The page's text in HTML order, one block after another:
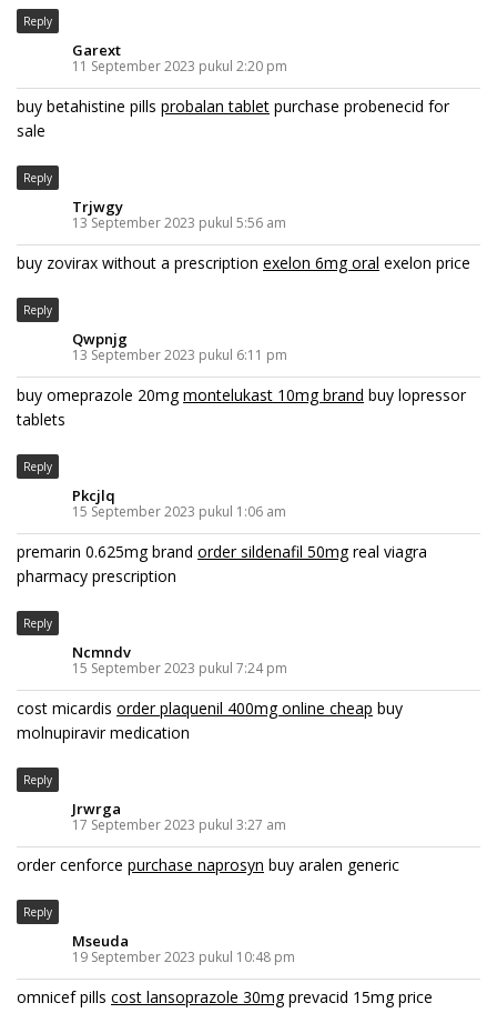
Reply
Garext
11 September 2023 pukul 2:20 pm
buy betahistine pills probalan tablet purchase probenecid for
sale
Reply
Trjwgy
13 September 2023 pukul 5:56 am
buy zovirax without a prescription exelon 6mg oral exelon price
Reply
Qwpnjg
13 September 2023 pukul 6:11 pm
buy omeprazole 20mgmontelukast 10mg brand buy lopressor
tablets
Reply
Pkcjlq
15 September 2023 pukul 1:06 am
premarin 0.625mg brand order sildenafil 50mgreal viagra
pharmacy prescription
Reply
Ncmndv
15 September 2023 pukul 7:24 pm
cost micardis order plaquenil 400mg online cheap buy
molnupiravir medication
Reply
Jrwrga
17 September 2023 pukul 3:27 am
order cenforce purchase naprosyn buy aralen generic
Reply
Mseuda
19 September 2023 pukul 10:48 pm
omnicef pills cost lansoprazole 30mgprevacid 15mg price